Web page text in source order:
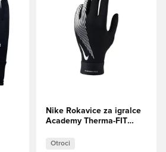
Nike Rokavice za igralce
Academy Therma-FIT
Črna/Bela Otroci
Otroci